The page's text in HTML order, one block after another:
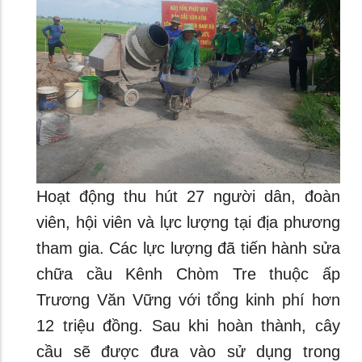
Hoạt động thu hút 27 người dân, đoàn
viên, hội viên và lực lượng tại địa phương
tham gia. Các lực lượng đã tiến hành sửa
chữa cầu Kênh Chòm Tre thuộc ấp
Trương Văn Vững với tổng kinh phí hơn
12 triệu đồng. Sau khi hoàn thành, cây
cầu sẽ được đưa vào sử dụng trong